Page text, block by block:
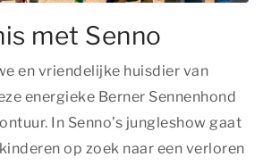
met Senno
en vriendelijke huisdier van
energieke Berner Sennenhond
In Senno’s jungleshow gaat
op zoek naar een verloren